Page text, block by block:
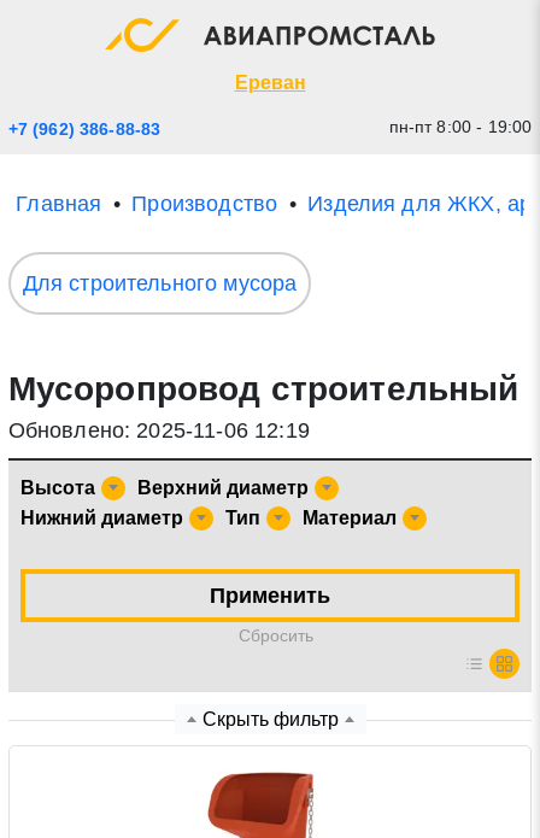
Ереван
+7 (962) 386-88-83 пн-пт 8:00 - 19:00
Главная Производство Изделия для ЖКХ,
Для строительного мусора
Мусоропровод строительный
Обновлено: 2025-11-06 12:19
Высота
Верхний диаметр
Нижний диаметр
Тип Материал
Применить
Cбросить
Скрыть фильтр
Экспресс заявка
* - обязательные поля для заполнения
Отправить заявку
Нажимая на кнопку «Отправить заявку» Вы даете
согласие на обработку своих персональных данных в
соответствии со статьей 9 Федерального закона от 27
также соглашаетесь на информационную рассылку по
средством e-mail или СМС